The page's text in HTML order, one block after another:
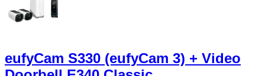
eufyCam S330 (eufyCam 3) + Video